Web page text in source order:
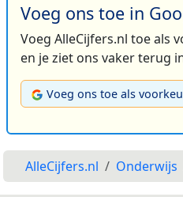
Voeg ons toe in
Voeg AlleCijfers.nl toe als
en je ziet ons vaker terug
Voeg ons toe als
AlleCijfers.nl Onderwijs